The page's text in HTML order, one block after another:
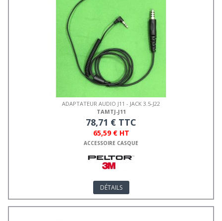
ADAPTATEUR AUDIO J11 - JACK 3.5-J22
TAMTJ-J11
78,71 € TTC
65,59 € HT
ACCESSOIRE CASQUE
DÉTAILS